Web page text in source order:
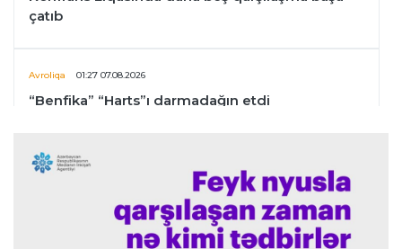
çatıb
Avroliqa 01:27 07.08.2026
“Benfika” “Harts”ı darmadağın etdi
İspaniya L.L.
"Barselona" Mərakeş klubuna qarşı keçirilməsi
planlaşdırılan yoldaşlıq oyununu ləğv etdi